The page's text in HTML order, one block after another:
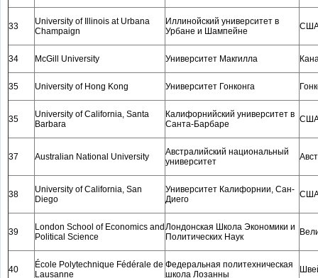
33
University of Illinois at Urbana
Champaign
Иллинойский университет в
Урбане и Шампейне
34 McGill University Университет Макгилла
35 University of Hong Kong Университет Гонконга
35
University of California, Santa
Barbara
Калифорнийский университет в
Санта-Барбаре
37 Australian National University
Австралийский национальный
университет
38
University of California, San
Diego
Университет Калифорнии, Сан-
Диего
39
London School of Economics and
Political Science
Лондонская Школа Экономики и
Политических Наук
40
École Polytechnique Fédérale de
Lausanne
Федеральная политехническая
школа Лозанны